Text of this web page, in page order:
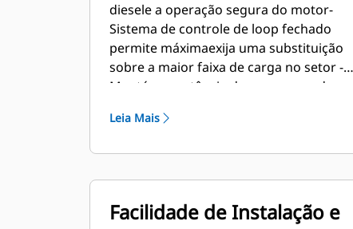
diesele a operação segura do motor-
Sistema de controle de loop fechado
permite máximaexija uma substituição
sobre a maior faixa de carga no setor -
Mantém a potência do grupo gerador
resposta transiente- Aceita uma ampla
qualidade do combustível, eliminando a
necessidade decalibragem em campo-
O painel de controle EMCP 4.4
Leia Mais
Facilidade de Instalação e